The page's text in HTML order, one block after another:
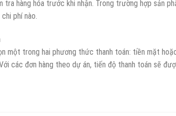
tra hàng hóa trước khi nhận. Trong trường hợp sản
phí nào.
một trong hai phương thức thanh toán: tiền mặt
các đơn hàng theo dự án, tiến độ thanh toán sẽ